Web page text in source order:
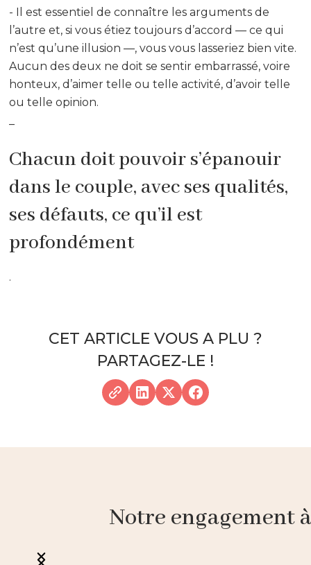
- Il est essentiel de connaître les arguments de
l’autre et, si vous étiez toujours d’accord — ce qui
n’est qu’une illusion —, vous vous lasseriez bien vite.
Aucun des deux ne doit se sentir embarrassé, voire
honteux, d’aimer telle ou telle activité, d’avoir telle
ou telle opinion.
Chacun doit pouvoir s’épanouir
dans le couple, avec ses qualités,
ses défauts, ce qu’il est
profondément
.
CET ARTICLE VOUS A PLU ?
PARTAGEZ-LE !
Notre engagement